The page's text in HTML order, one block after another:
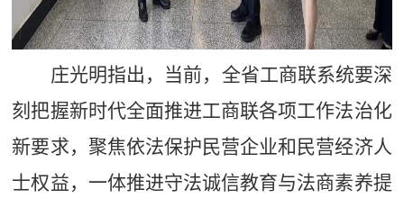
庄光明指出，当前，全省工商联系统要深
刻把握新时代全面推进工商联各项工作法治化
新要求，聚焦依法保护民营企业和民营经济人
士权益，一体推进守法诚信教育与法商素养提